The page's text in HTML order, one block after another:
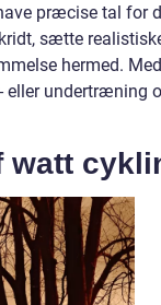
præcise tal for
sætte
hermed.
eller undertræning
watt